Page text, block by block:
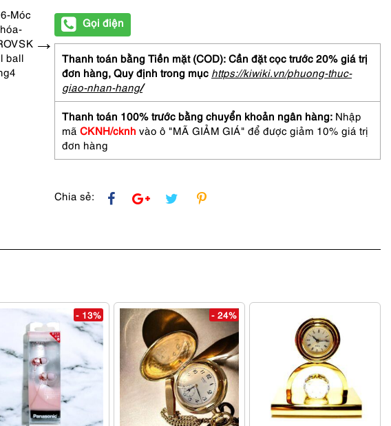
Gọi điện
Thanh toán bằng Tiền mặt (COD): Cần đặt cọc trước 20% giá trị
đơn hàng, Quy định trong mục https://kiwiki.vn/phuong-thuc-
giao-nhan-hang/
Thanh toán 100% trước bằng chuyển khoản ngân hàng: Nhập
mã CKNH/cknh vào ô "MÃ GIẢM GIÁ" để được giảm 10% giá trị
đơn hàng
Chia sẻ:
- 13% - 24%